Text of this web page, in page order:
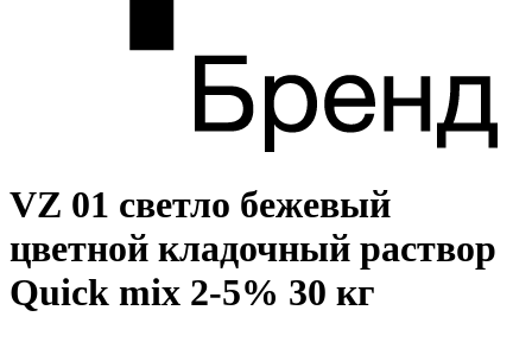
VZ 01 светло бежевый
цветной кладочный раствор
Quick mix 2-5% 30 кг